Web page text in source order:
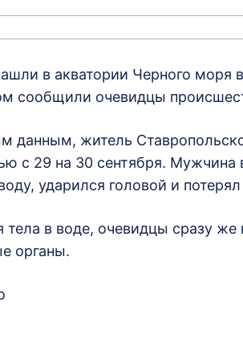
в акватории Черного
сообщили очевидцы
данным, житель
с 29 на 30 сентября. Мужчина
ударился головой и
в воде, очевидцы сразу
органы.